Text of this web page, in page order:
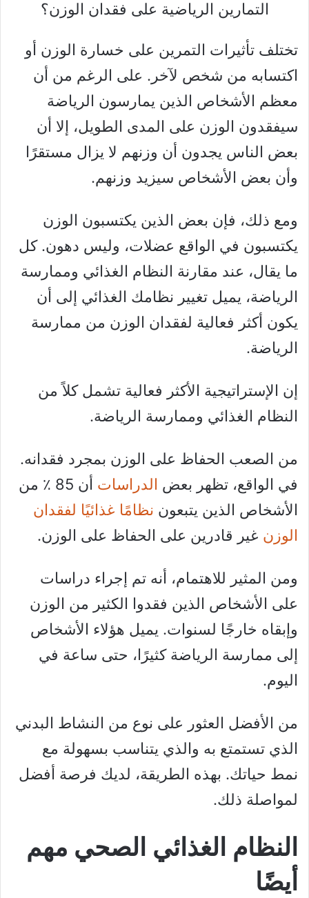
التمارين الرياضية على فقدان الوزن؟
تختلف تأثيرات التمرين على خسارة الوزن أو
اكتسابه من شخص لآخر. على الرغم من أن
معظم الأشخاص الذين يمارسون الرياضة
سيفقدون الوزن على المدى الطويل، إلا أن
بعض الناس يجدون أن وزنهم لا يزال مستقرًا
وأن بعض الأشخاص سيزيد وزنهم.
ومع ذلك، فإن بعض الذين يكتسبون الوزن
يكتسبون في الواقع عضلات، وليس دهون. كل
ما يقال، عند مقارنة النظام الغذائي وممارسة
الرياضة، يميل تغيير نظامك الغذائي إلى أن
يكون أكثر فعالية لفقدان الوزن من ممارسة
الرياضة.
إن الإستراتيجية الأكثر فعالية تشمل كلاً من
النظام الغذائي وممارسة الرياضة.
من الصعب الحفاظ على الوزن بمجرد فقدانه.
في الواقع، تظهر بعض الدراسات
أن 85 ٪ من
الأشخاص الذين يتبعون نظامًا غذائيًا لفقدان
الوزن غير قادرين على الحفاظ على الوزن.
ومن المثير للاهتمام، أنه تم إجراء دراسات
على الأشخاص الذين فقدوا الكثير من الوزن
وإبقاه خارجًا لسنوات. يميل هؤلاء الأشخاص
إلى ممارسة الرياضة كثيرًا، حتى ساعة في
اليوم.
من الأفضل العثور على نوع من النشاط البدني
الذي تستمتع به والذي يتناسب بسهولة مع
نمط حياتك. بهذه الطريقة، لديك فرصة أفضل
لمواصلة ذلك.
النظام الغذائي الصحي مهم
أيضًا